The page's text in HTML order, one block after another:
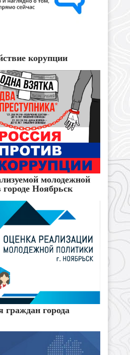
корупции
молодежной
Ноябрьск
граждан города